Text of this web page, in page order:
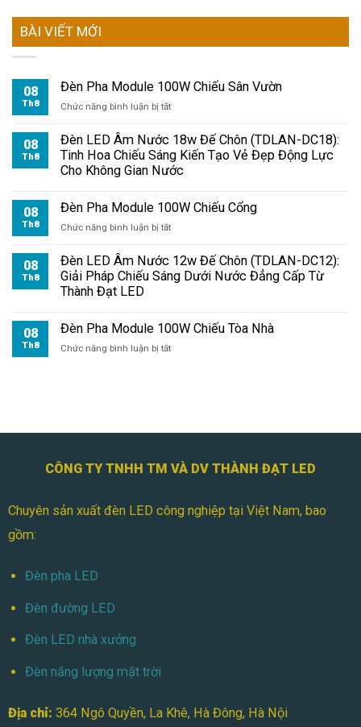
BÀI VIẾT MỚI
08
Th8
Đèn Pha Module 100W Chiếu Sân Vườn
Chức năng bình luận bị tắtở
Pha
Module
100W
Chiếu
Vườn
08
Th8
Đèn LED Âm Nước 18w Đế Chôn (TDLAN-DC18):
Tinh Hoa Chiếu Sáng Kiến Tạo Vẻ Đẹp Động Lực
Cho Không Gian Nước
08
Th8
Đèn Pha Module 100W Chiếu Cổng
Chức năng bình luận bị tắtở
Pha
Module
100W
08
Th8
Đèn LED Âm Nước 12w Đế Chôn (TDLAN-DC12):
Giải Pháp Chiếu Sáng Dưới Nước Đẳng Cấp Từ
Thành Đạt LED
08
Th8
Đèn Pha Module 100W Chiếu Tòa Nhà
Chức năng bình luận bị tắtở
Tòa
CÔNG TY TNHH TM VÀ DV THÀNH ĐẠT LED
Chuyên sản xuất đèn LED công nghiệp tại Việt Nam, bao
gồm:
Đèn pha LED
Đèn đường LED
Đèn LED nhà xưởng
Đèn năng lượng mặt trời
Địa chỉ: 364 Ngô Quyền, La Khê, Hà Đông, Hà Nội